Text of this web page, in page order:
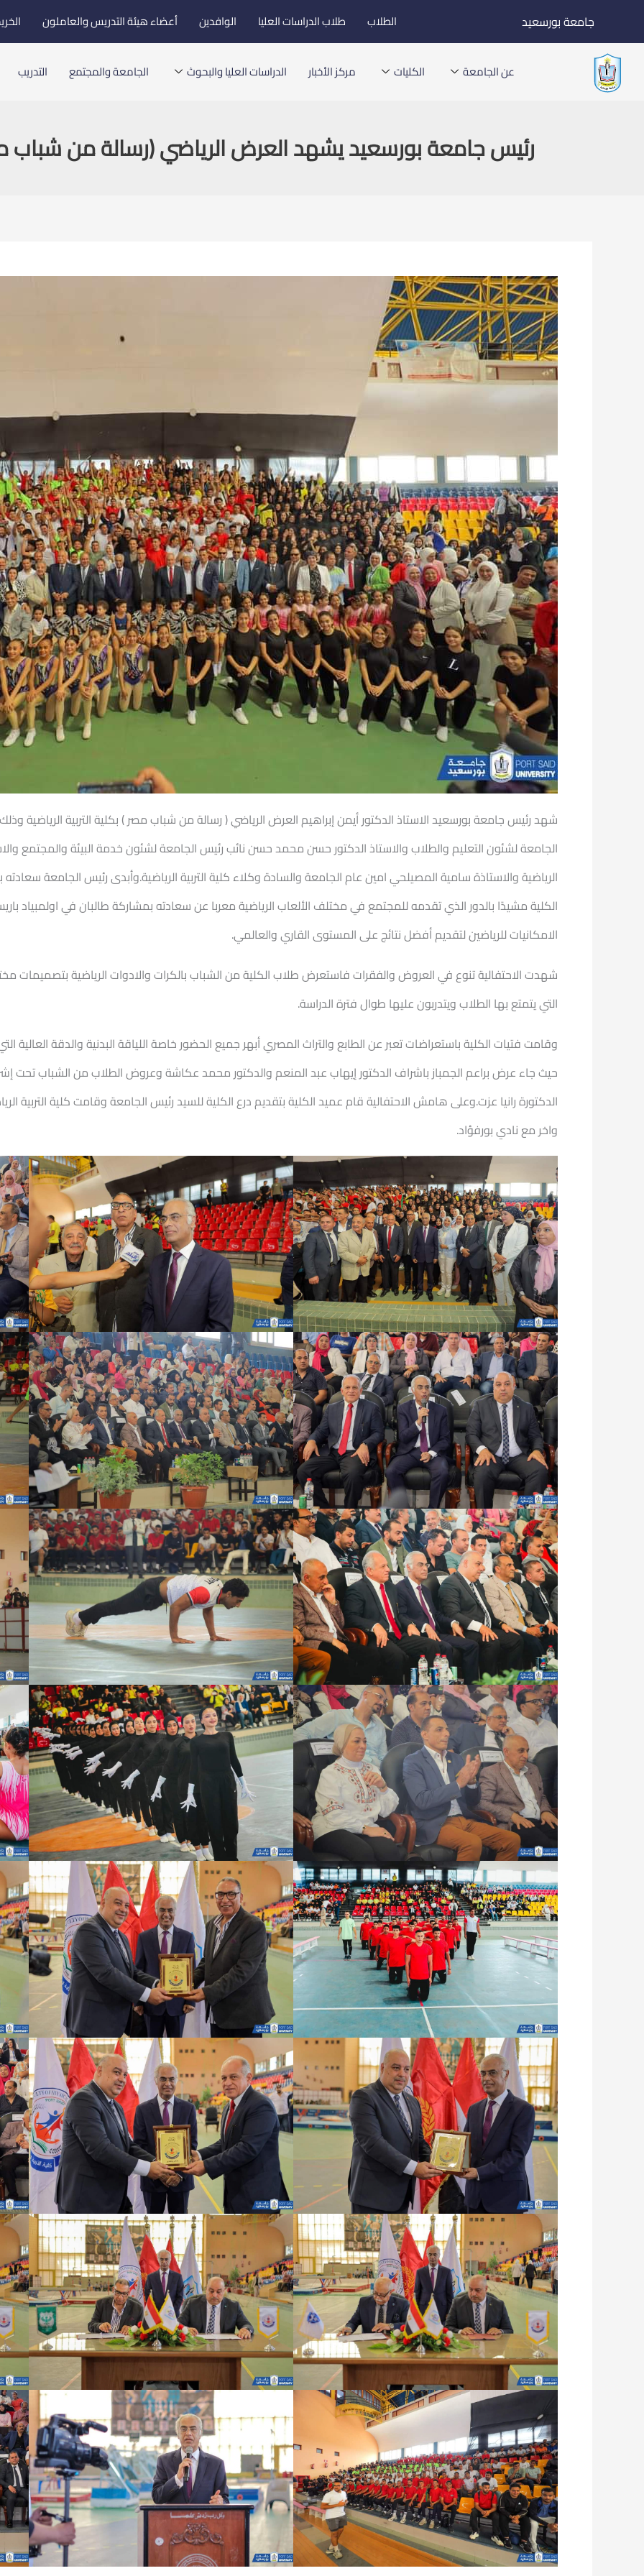
إلى
المحتوى
جامعة بورسعيد الطلاب طلاب الدراسات العليا الوافدين أعضاء هيئة التدريس والعاملون
عن الجامعة الكليات مركز الأخبار الدراسات العليا والبحوث الجامعة والمجتمع التدريب
رئيس جامعة بورسعيد يشهد العرض الرياضي (رسالة من شباب
شهد رئيس جامعة بورسعيد الاستاذ الدكتور أيمن إبراهيم العرض الرياضي ( رسالة من شباب مصر ) بكلية التربية الرياضية
الجامعة لشئون التعليم والطلاب والاستاذ الدكتور حسن محمد حسن نائب رئيس الجامعة لشئون خدمة البيئة والمجتمع
الرياضية والاستاذة سامية المصيلحي امين عام الجامعة والسادة وكلاء كلية التربية الرياضية.وأبدى رئيس الجامعة
الكلية مشيدًا بالدور الذي تقدمه للمجتمع في مختلف الألعاب الرياضية معربا عن سعادته بمشاركة طالبان في اولمبياد
الامكانيات للرياضين لتقديم أفضل نتائج على المستوى القاري والعالمي.
شهدت الاحتفالية تنوع في العروض والفقرات فاستعرض طلاب الكلية من الشباب بالكرات والادوات الرياضية بتصميمات
التي يتمتع بها الطلاب ويتدربون عليها طوال فترة الدراسة.
وقامت فتيات الكلية باستعراضات تعبر عن الطابع والتراث المصري أبهر جميع الحضور خاصة اللياقة البدنية والدقة
حيث جاء عرض براعم الجمباز باشراف الدكتور إيهاب عبد المنعم والدكتور محمد عكاشة وعروض الطلاب من الشباب تحت
الدكتورة رانيا عزت.وعلى هامش الاحتفالية قام عميد الكلية بتقديم درع الكلية للسيد رئيس الجامعة وقامت كلية التربية
واخر مع نادي بورفؤاد.